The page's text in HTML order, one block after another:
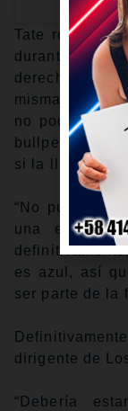
Tate realizó
durante la
derecho
misma
no podía
bullpen para
si la llaman,
“No puedo
una
es azul, así
ser parte de la
dirigente de
“Debería